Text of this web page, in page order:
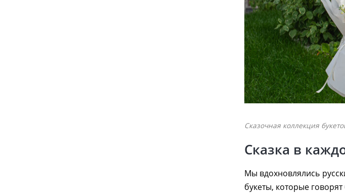
Сказочная коллекция
Сказка в
Мы вдохновлялись
букеты, которые говорят